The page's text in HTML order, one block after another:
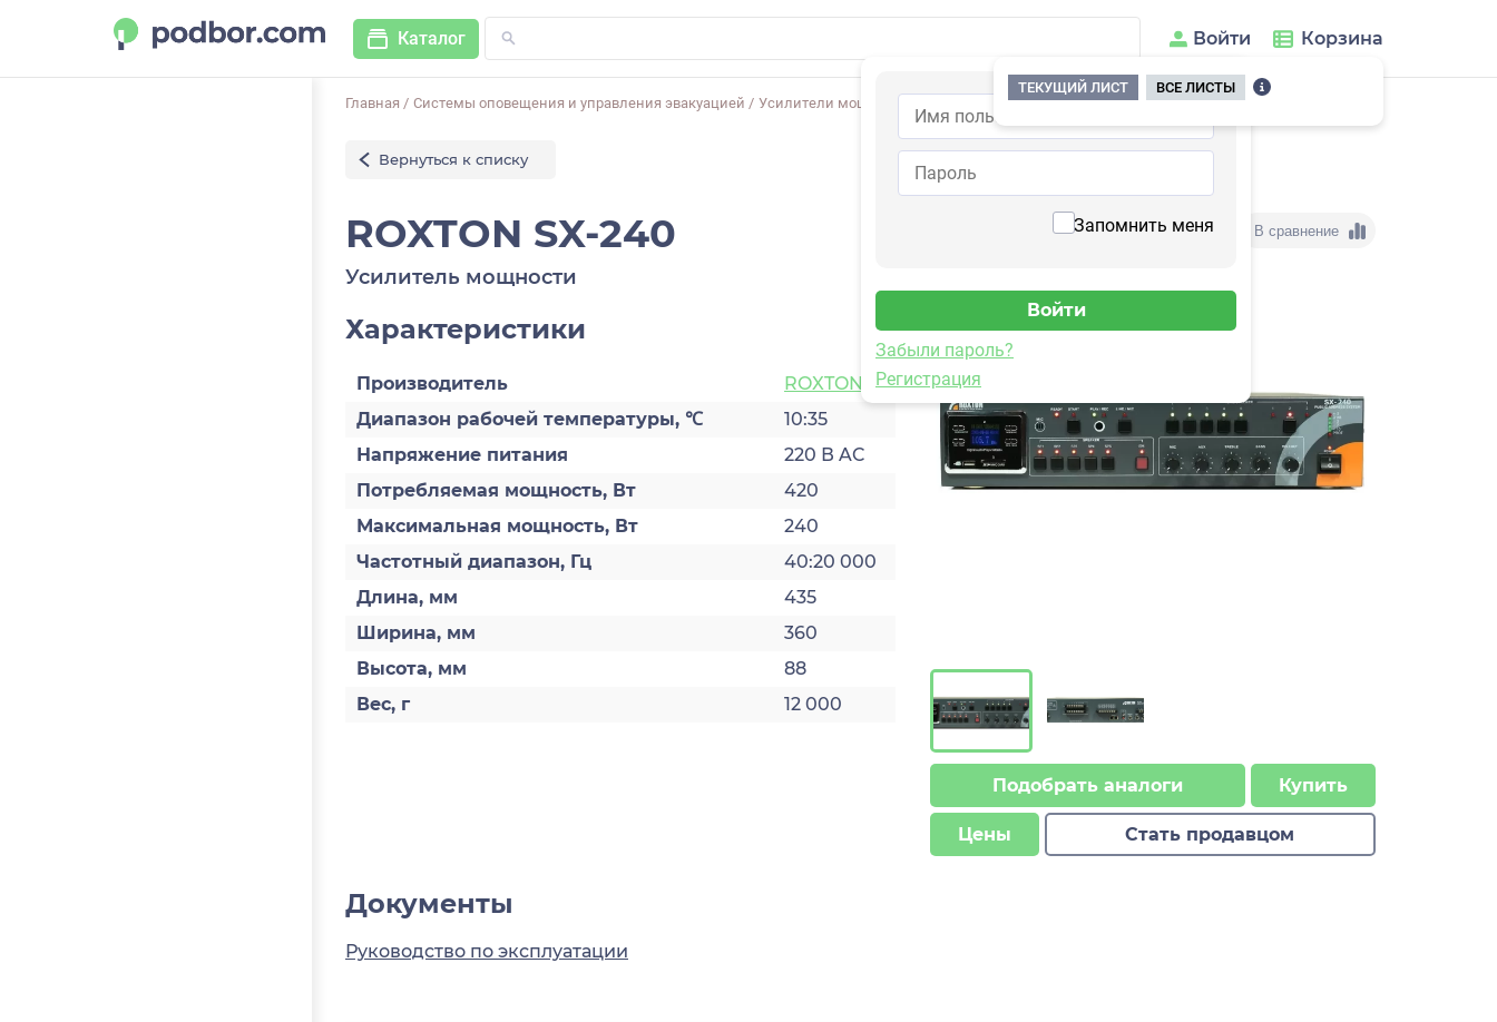
Каталог Войти
Запомнить меня
Забыли пароль?
Регистрация
Корзина
ТЕКУЩИЙ ЛИСТ
ВСЕ ЛИСТЫ
Главная / Системы оповещения и управления эвакуацией / Усилители мощности ROXTON SX-240
Вернуться к списку
ROXTON SX-240
Усилитель мощности
Характеристики
Производитель
ROXTON
Диапазон рабочей температуры, ℃
10:35
Напряжение питания
220 В AC
Потребляемая мощность, Вт
420
Максимальная мощность, Вт
240
Частотный диапазон, Гц
40:20 000
Длина, мм
435
Ширина, мм
360
Высота, мм
88
Вес, г
12 000
В сравнение
Подобрать аналоги Купить
Цены Стать продавцом
Документы
Руководство по эксплуатации